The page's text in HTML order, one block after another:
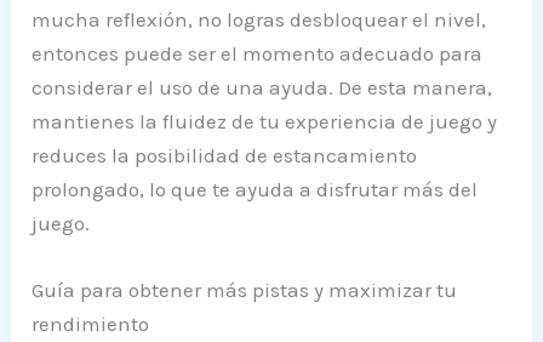
mucha reflexión, no logras desbloquear el nivel,
entonces puede ser el momento adecuado para
considerar el uso de una ayuda. De esta manera,
mantienes la fluidez de tu experiencia de juego y
reduces la posibilidad de estancamiento
prolongado, lo que te ayuda a disfrutar más del
juego.
Guía para obtener más pistas y maximizar tu
rendimiento